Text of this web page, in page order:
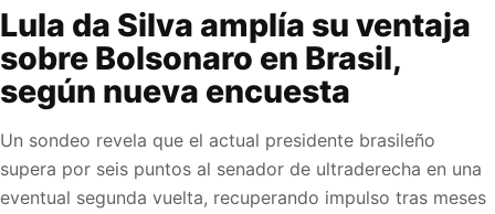
Lula da Silva amplía su ventaja
sobre Bolsonaro en Brasil,
según nueva encuesta
Un sondeo revela que el actual presidente brasileño
supera por seis puntos al senador de ultraderecha en una
eventual segunda vuelta, recuperando impulso tras meses